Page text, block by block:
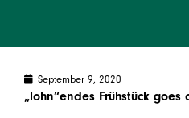
September 9, 2020
„lohn“endes Frühstück goes